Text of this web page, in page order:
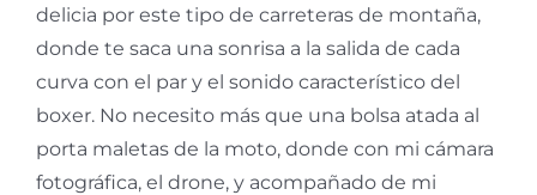
delicia por este tipo de carreteras de montaña,
donde te saca una sonrisa a la salida de cada
curva con el par y el sonido característico del
boxer. No necesito más que una bolsa atada al
porta maletas de la moto, donde con mi cámara
fotográfica, el drone, y acompañado de mi